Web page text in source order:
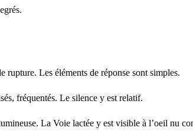
Les éléments de réponse sont simples.
fréquentés. Le silence y est relatif.
La Voie lactée y est visible à l’oeil nu